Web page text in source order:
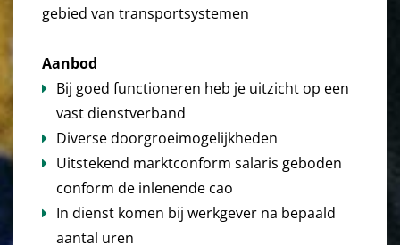
gebied van transportsystemen
Aanbod
Bij goed functioneren heb je uitzicht op een
vast dienstverband
Diverse doorgroeimogelijkheden
Uitstekend marktconform salaris geboden
conform de inlenende cao
In dienst komen bij werkgever na bepaald
aantal uren